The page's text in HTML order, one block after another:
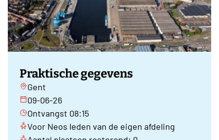
Praktische gegevens
Gent
09-06-26
Ontvangst 08:15
Voor Neos leden van de eigen afdeling